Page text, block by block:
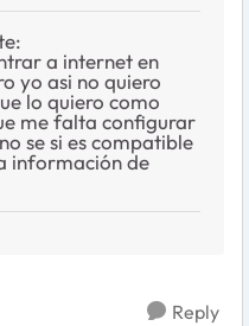
a internet en
yo asi no quiero
lo quiero como
me falta configurar
se si es compatible
información de
Reply